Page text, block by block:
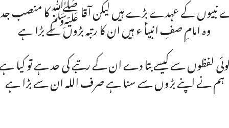
نبیوں کے عہدے بڑے ہیں لیکن آقا ﷺکا منصب
وہ امامِ صفِ انبیاؑ ء ہیں ان کا رتبہ بڑوں سے بڑا ہے
لفظوں سے کیسے بتا دے ان کے رتبے کی حد ہے تو کیا
ہم نے اپنے بڑوں سے سنا ہے صرف اللہ ان سے بڑا ہے